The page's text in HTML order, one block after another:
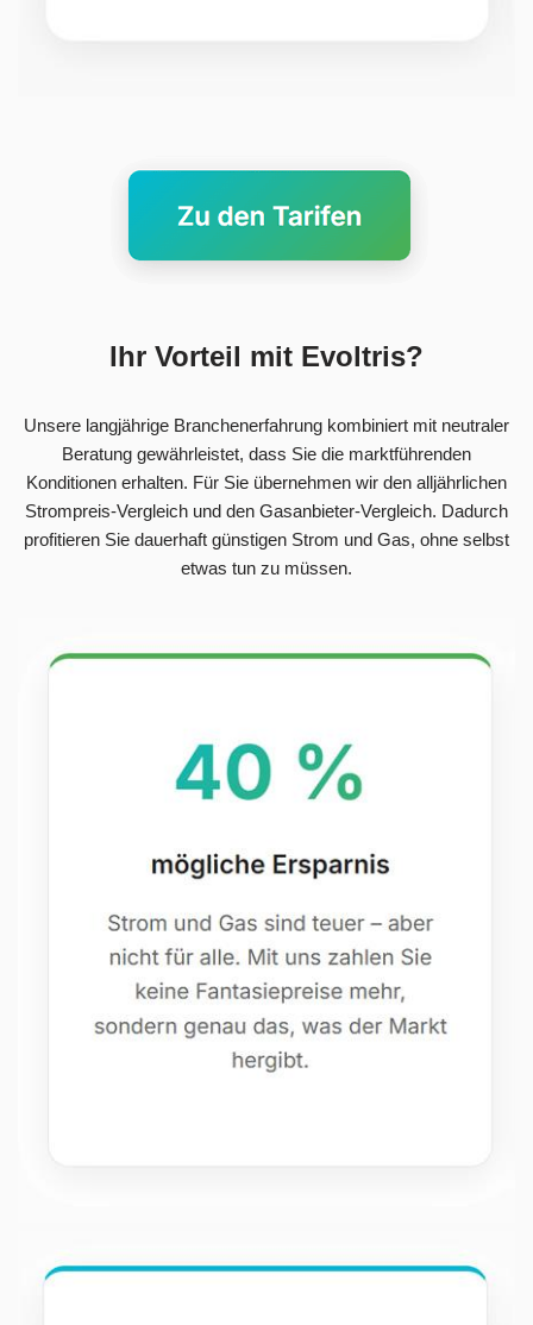
Ihr Vorteil mit Evoltris?
Unsere langjährige Branchenerfahrung kombiniert mit neutraler
Beratung gewährleistet, dass Sie die marktführenden
Konditionen erhalten. Für Sie übernehmen wir den alljährlichen
Strompreis-Vergleich und den Gasanbieter-Vergleich. Dadurch
profitieren Sie dauerhaft günstigen Strom und Gas, ohne selbst
etwas tun zu müssen.